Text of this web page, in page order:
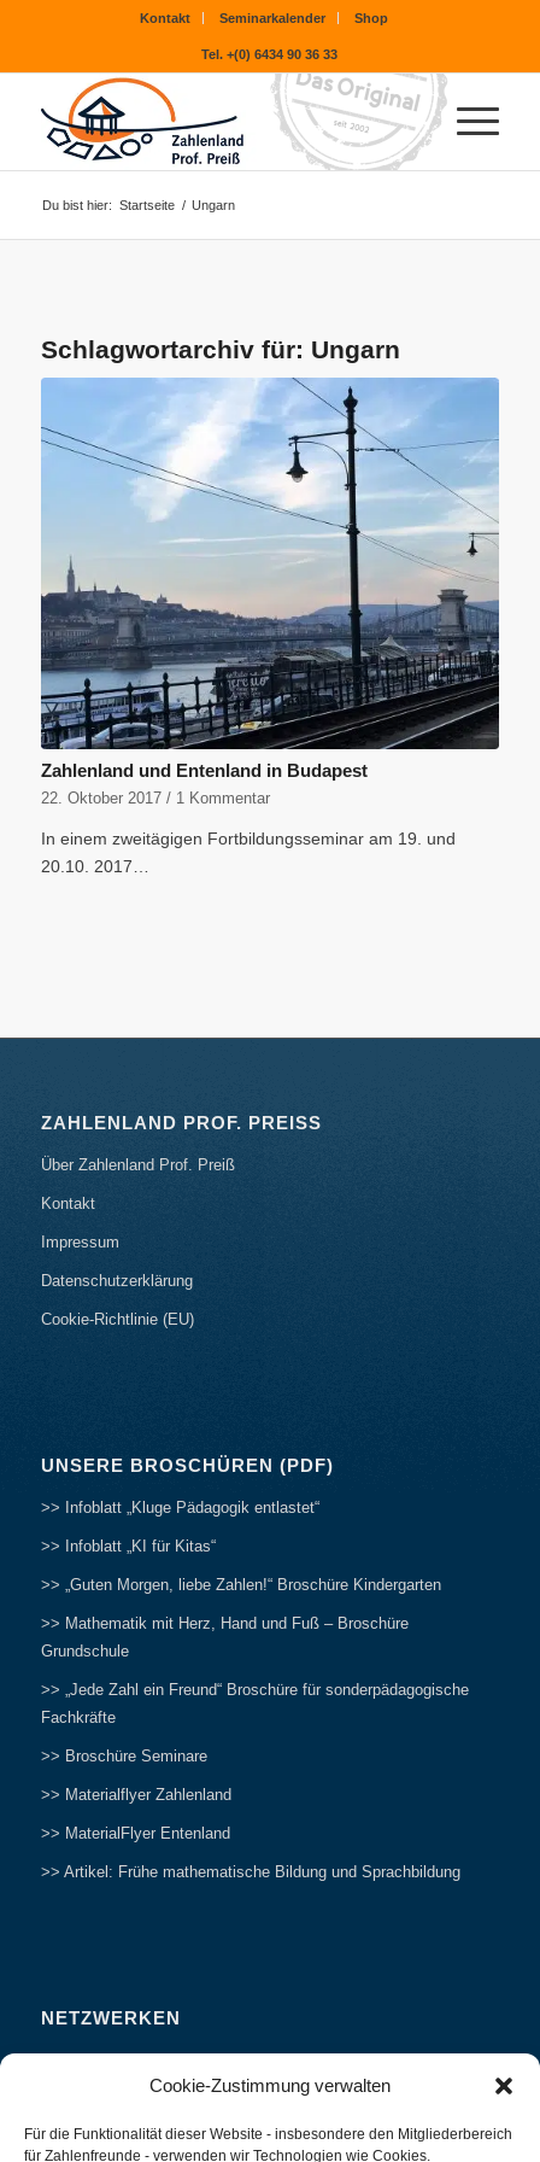
Cookie-Zustimmung verwalten
Für die Funktionalität dieser Website - insbesondere den Mitgliederbereich
für Zahlenfreunde - verwenden wir Technologien wie Cookies.
Kontakt Seminarkalender Shop
Tel. +(0) 6434 90 36 33
Du bist hier: Startseite / Ungarn
Schlagwortarchiv für: Ungarn
Zahlenland und Entenland in Budapest
22. Oktober 2017 / 1 Kommentar
In einem zweitägigen Fortbildungsseminar am 19. und
20.10. 2017…
ZAHLENLAND PROF. PREISS
Über Zahlenland Prof. Preiß
Kontakt
Impressum
Datenschutzerklärung
Cookie-Richtlinie (EU)
UNSERE BROSCHÜREN (PDF)
>> Infoblatt „Kluge Pädagogik entlastet“
>> Infoblatt „KI für Kitas“
>> „Guten Morgen, liebe Zahlen!“ Broschüre Kindergarten
>> Mathematik mit Herz, Hand und Fuß – Broschüre
Grundschule
>> „Jede Zahl ein Freund“ Broschüre für sonderpädagogische
Fachkräfte
>> Broschüre Seminare
>> Materialflyer Zahlenland
>> MaterialFlyer Entenland
>> Artikel: Frühe mathematische Bildung und Sprachbildung
NETZWERKEN
Studieren